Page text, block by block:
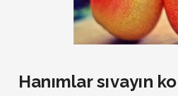
Hanımlar sıvayın